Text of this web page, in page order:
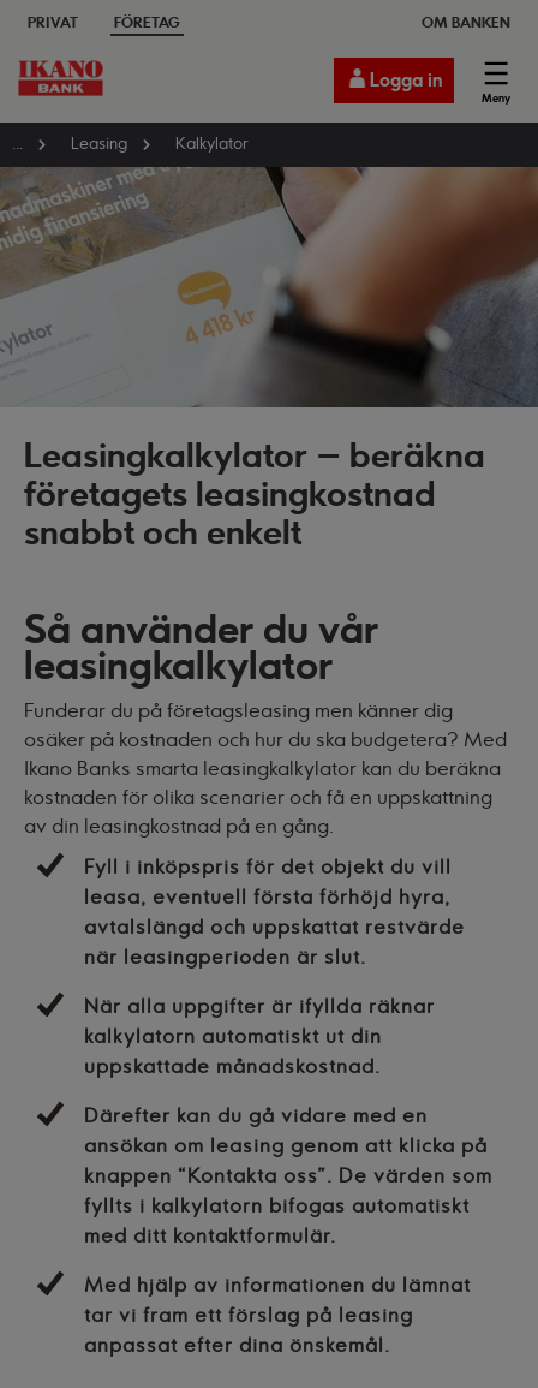
PRIVAT FÖRETAG OM BANKEN
Meny
Logga in
Leasing Kalkylator
Leasingkalkylator – beräkna
företagets leasingkostnad
snabbt och enkelt
Så använder du vår
leasingkalkylator
Funderar du på företagsleasing men känner dig
osäker på kostnaden och hur du ska budgetera? Med
Ikano Banks smarta leasingkalkylator kan du beräkna
kostnaden för olika scenarier och få en uppskattning
av din leasingkostnad på en gång.
Fyll i inköpspris för det objekt du vill
leasa, eventuell första förhöjd hyra,
avtalslängd och uppskattat restvärde
när leasingperioden är slut.
När alla uppgifter är ifyllda räknar
kalkylatorn automatiskt ut din
uppskattade månadskostnad.
Därefter kan du gå vidare med en
ansökan om leasing genom att klicka på
knappen “Kontakta oss”. De värden som
fyllts i kalkylatorn bifogas automatiskt
med ditt kontaktformulär.
Med hjälp av informationen du lämnat
tar vi fram ett förslag på leasing
anpassat efter dina önskemål.